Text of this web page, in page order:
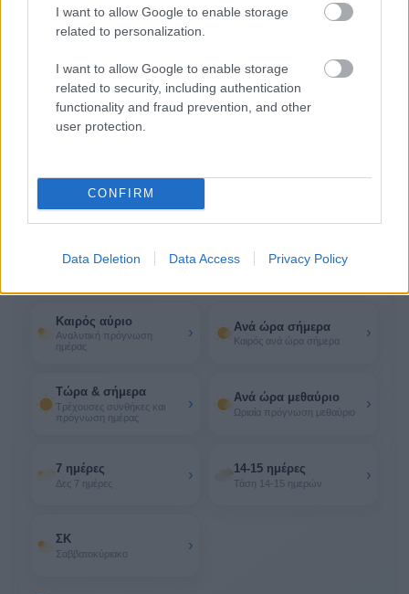
I want to allow Google to enable storage
related to personalization.
I want to allow Google to enable storage
related to security, including authentication
functionality and fraud prevention, and other
user protection.
CONFIRM
Data Deletion Data Access Privacy Policy
14:00
32°
Αραιή Συννεφιά
33°
Αραιή Συννεφιά
33°
Περισσότερα για τον καιρό
στο Σοφικό
Καιρός αύριο
Αναλυτική πρόγνωση
ημέρας
› Ανά ώρα σήμερα
Καιρός ανά ώρα σήμερα ›
Τώρα & σήμερα
Τρέχουσες συνθήκες και
πρόγνωση ημέρας
› Ανά ώρα μεθαύριο
Ωριαία πρόγνωση μεθαύριο ›
7 ημέρες
Δες 7 ημέρες › 14-15 ημέρες
Τάση 14-15 ημερών ›
ΣΚ
Σαββατοκύριακο ›